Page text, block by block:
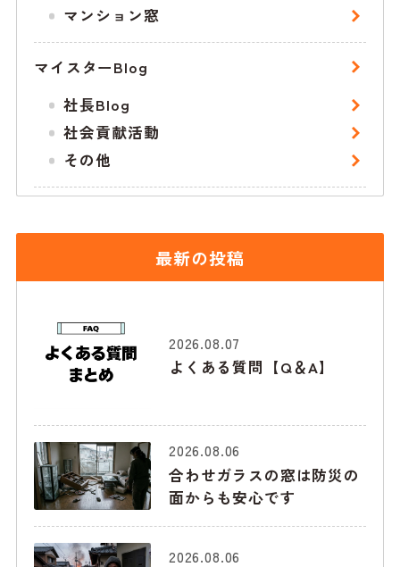
マンション窓
マイスターBlog
社長Blog
社会貢献活動
その他
最新の投稿
2026.08.07
よくある質問【Q＆A】
2026.08.06
合わせガラスの窓は防災の
面からも安心です
2026.08.06